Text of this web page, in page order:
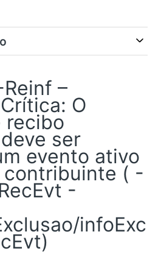
Reinf –
O
recibo
ser
evento ativo
contribuinte ( -
-
infoExc